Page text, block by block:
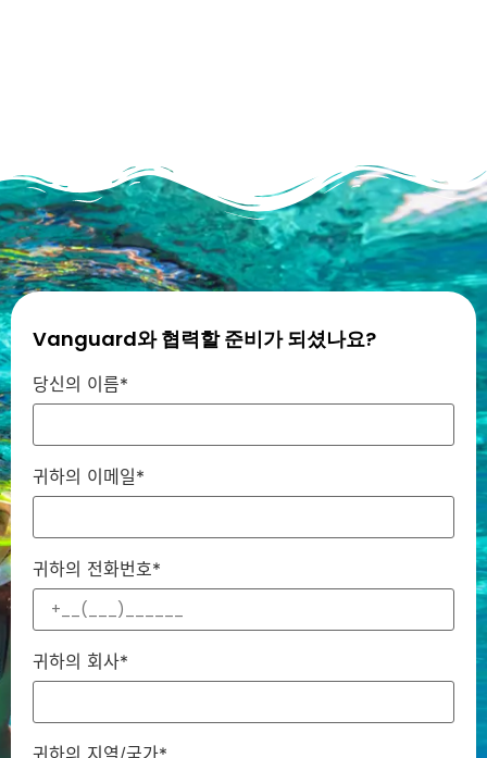
Vanguard와 협력할 준비가 되셨나요?
당신의 이름*
귀하의 이메일*
귀하의 전화번호*
귀하의 회사*